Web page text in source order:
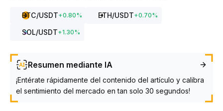
BTC/USDT+0.80% ETH/USDT+0.70%
SOL/USDT+1.30%
Resumen mediante IA
¡Entérate rápidamente del contenido del artículo y calibra
el sentimiento del mercado en tan solo 30 segundos!